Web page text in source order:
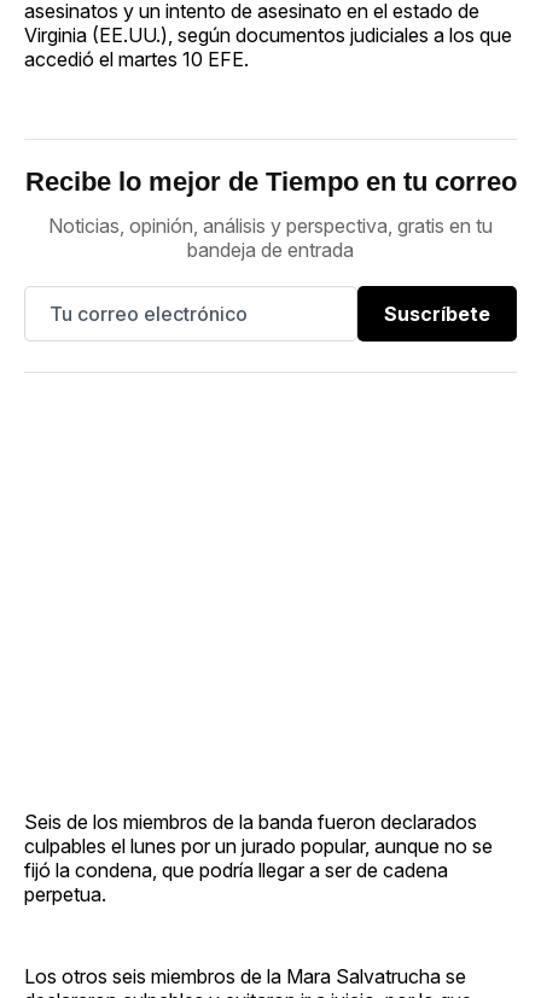
asesinatos y un intento de asesinato en el estado de
Virginia (EE.UU.), según documentos judiciales a los que
accedió el martes 10 EFE.
Recibe lo mejor de Tiempo en tu correo
Noticias, opinión, análisis y perspectiva, gratis en tu
bandeja de entrada
Suscríbete
Seis de los miembros de la banda fueron declarados
culpables el lunes por un jurado popular, aunque no se
fijó la condena, que podría llegar a ser de cadena
perpetua.
Los otros seis miembros de la Mara Salvatrucha se